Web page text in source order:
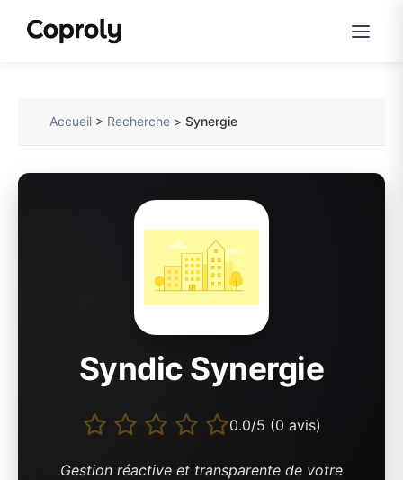
Accueil > Recherche >Synergie
Syndic Synergie
0.0/5 (0 avis)
Gestion réactive et transparente de votre